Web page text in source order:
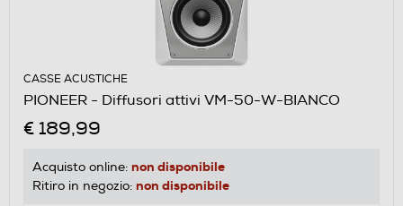
CASSE ACUSTICHE
PIONEER - Diffusori attivi VM-50-W-BIANCO
€ 189,99
Acquisto online: non disponibile
Ritiro in negozio: non disponibile